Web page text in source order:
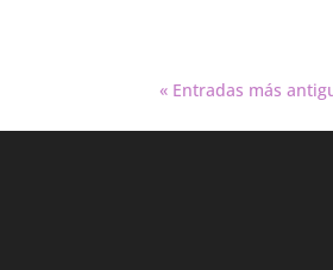
« Entradas más